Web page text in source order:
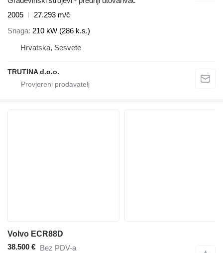
2005
27.293 m/č
Snaga 210 kW (286 k.s.)
Hrvatska, Sesvete
TRUTINA d.o.o.
Volvo ECR88D
38.500 € Bez PDV-a